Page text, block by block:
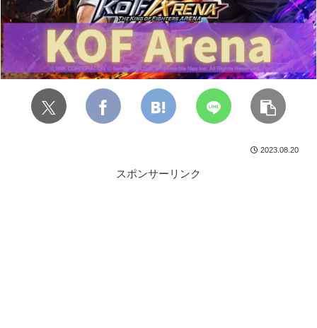
2023.08.20
スポンサーリンク